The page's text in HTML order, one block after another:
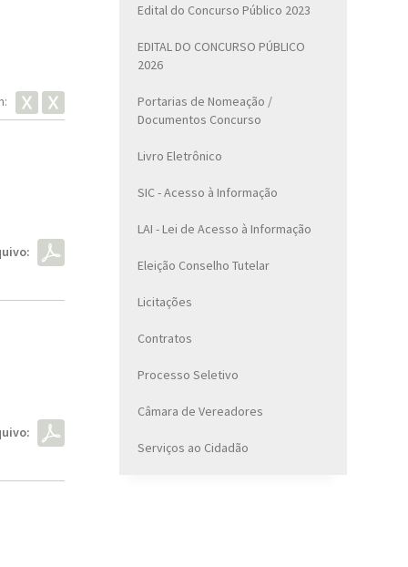
Edital do Concurso Público 2023
EDITAL DO CONCURSO PÚBLICO
2026
Portarias de Nomeação /
Documentos Concurso
Livro Eletrônico
SIC - Acesso à Informação
LAI - Lei de Acesso à Informação
Eleição Conselho Tutelar
Licitações
Contratos
Processo Seletivo
Câmara de Vereadores
Serviços ao Cidadão